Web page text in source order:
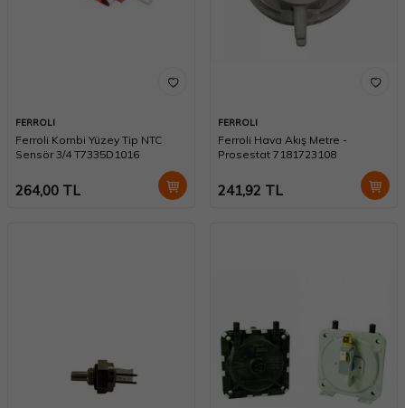
FERROLI
Ferroli Kombi Yüzey Tip NTC
Sensör 3/4 T7335D1016
264,00 TL
FERROLI
Ferroli Hava Akış Metre -
Prosestat 7181723108
241,92 TL